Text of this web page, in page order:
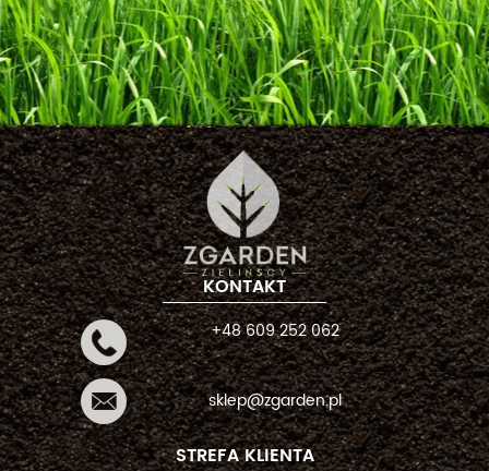
KONTAKT
+48 609 252 062
sklep@zgarden.pl
STREFA KLIENTA